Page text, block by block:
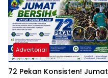
Advertorial
72 Pekan Konsisten! Jumat